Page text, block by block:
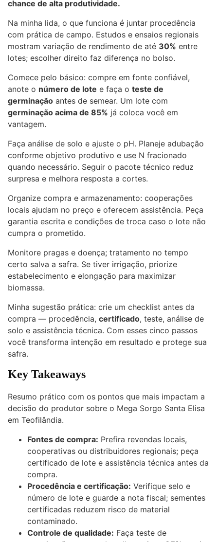
chance de alta produtividade.
Na minha lida, o que funciona é juntar procedência
com prática de campo. Estudos e ensaios regionais
mostram variação de rendimento de até 30% entre
lotes; escolher direito faz diferença no bolso.
Comece pelo básico: compre em fonte confiável,
anote o número de lote e faça o teste de
germinação antes de semear. Um lote com
germinação acima de 85% já coloca você em
vantagem.
Faça análise de solo e ajuste o pH. Planeje adubação
conforme objetivo produtivo e use N fracionado
quando necessário. Seguir o pacote técnico reduz
surpresa e melhora resposta a cortes.
Organize compra e armazenamento: cooperações
locais ajudam no preço e oferecem assistência. Peça
garantia escrita e condições de troca caso o lote não
cumpra o prometido.
Monitore pragas e doença; tratamento no tempo
certo salva a safra. Se tiver irrigação, priorize
estabelecimento e elongação para maximizar
biomassa.
Minha sugestão prática: crie um checklist antes da
compra — procedência, certificado, teste, análise de
solo e assistência técnica. Com esses cinco passos
você transforma intenção em resultado e protege sua
safra.
Key Takeaways
Resumo prático com os pontos que mais impactam a
decisão do produtor sobre o Mega Sorgo Santa Elisa
em Teofilândia.
Fontes de compra: Prefira revendas locais,
cooperativas ou distribuidores regionais; peça
certificado de lote e assistência técnica antes da
compra.
Procedência e certificação: Verifique selo e
número de lote e guarde a nota fiscal; sementes
certificadas reduzem risco de material
contaminado.
Controle de qualidade: Faça teste de